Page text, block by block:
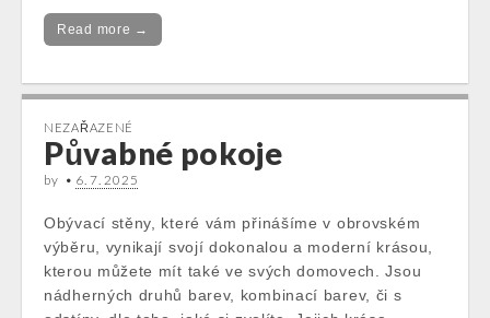
Read more →
NEZAŘAZENÉ
Půvabné pokoje
by • 6. 7. 2025
Obývací stěny, které vám přinášíme v obrovském
výběru, vynikají svojí dokonalou a moderní krásou,
kterou můžete mít také ve svých domovech. Jsou
nádherných druhů barev, kombinací barev, či s